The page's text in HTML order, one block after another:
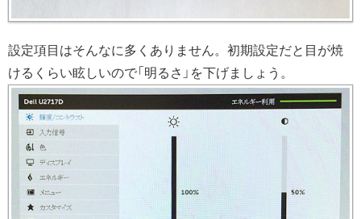
設定項目はそんなに多くありません。初期設定だと目が焼
けるくらい眩しいので「明るさ」を下げましょう。